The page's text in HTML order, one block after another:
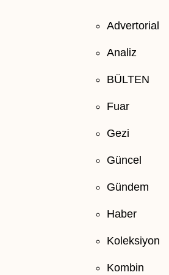
Advertorial
Analiz
BÜLTEN
Fuar
Gezi
Güncel
Gündem
Haber
Koleksiyon
Kombin